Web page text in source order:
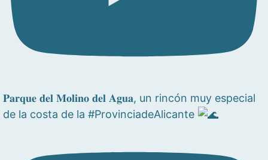
𝐏𝐚𝐫𝐪𝐮𝐞 𝐝𝐞𝐥 𝐌𝐨𝐥𝐢𝐧𝐨 𝐝𝐞𝐥 𝐀𝐠𝐮𝐚, un rincón muy especial
de la costa de la #ProvinciadeAlicante